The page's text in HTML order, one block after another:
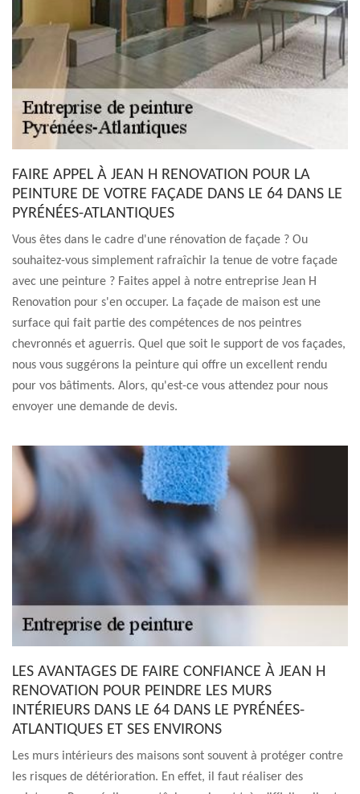
FAIRE APPEL À JEAN H RENOVATION POUR LA
PEINTURE DE VOTRE FAÇADE DANS LE 64 DANS LE
PYRÉNÉES-ATLANTIQUES
Vous êtes dans le cadre d'une rénovation de façade ? Ou
souhaitez-vous simplement rafraîchir la tenue de votre façade
avec une peinture ? Faites appel à notre entreprise Jean H
Renovation pour s'en occuper. La façade de maison est une
surface qui fait partie des compétences de nos peintres
chevronnés et aguerris. Quel que soit le support de vos façades,
nous vous suggérons la peinture qui offre un excellent rendu
pour vos bâtiments. Alors, qu'est-ce vous attendez pour nous
envoyer une demande de devis.
LES AVANTAGES DE FAIRE CONFIANCE À JEAN H
RENOVATION POUR PEINDRE LES MURS
INTÉRIEURS DANS LE 64 DANS LE PYRÉNÉES-
ATLANTIQUES ET SES ENVIRONS
Les murs intérieurs des maisons sont souvent à protéger contre
les risques de détérioration. En effet, il faut réaliser des